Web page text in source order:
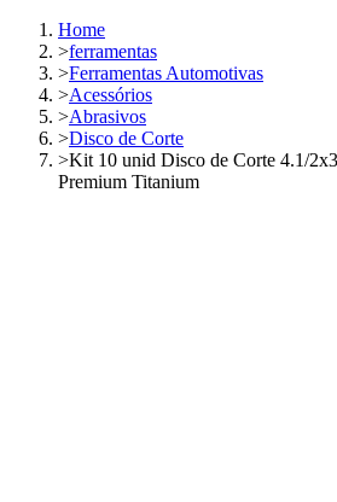
Home
>ferramentas
>Ferramentas Automotivas
>Acessórios
>Abrasivos
>Disco de Corte
>Kit 10 unid Disco de Corte 4.1/
Premium Titanium